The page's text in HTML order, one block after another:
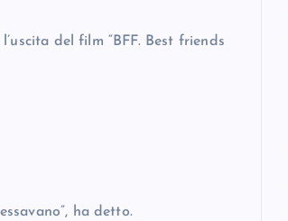
del film “BFF. Best friends
ha detto.